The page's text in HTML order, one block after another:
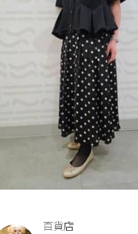
百貨店